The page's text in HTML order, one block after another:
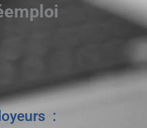
: